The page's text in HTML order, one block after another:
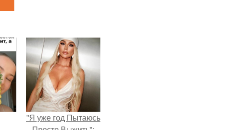
"Я уже год Пытаюсь